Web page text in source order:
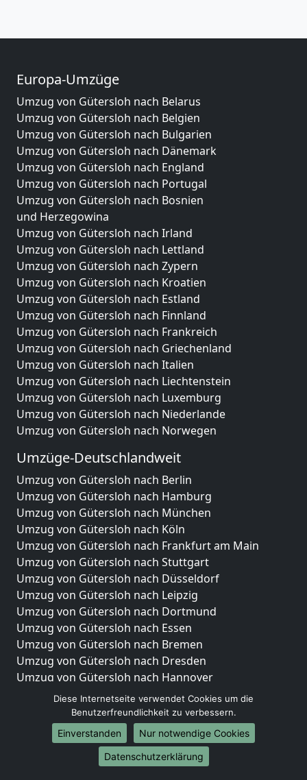
Europa-Umzüge
Umzug von Gütersloh nach Belarus
Umzug von Gütersloh nach Belgien
Umzug von Gütersloh nach Bulgarien
Umzug von Gütersloh nach Dänemark
Umzug von Gütersloh nach England
Umzug von Gütersloh nach Portugal
Umzug von Gütersloh nach Bosnien
und Herzegowina
Umzug von Gütersloh nach Irland
Umzug von Gütersloh nach Lettland
Umzug von Gütersloh nach Zypern
Umzug von Gütersloh nach Kroatien
Umzug von Gütersloh nach Estland
Umzug von Gütersloh nach Finnland
Umzug von Gütersloh nach Frankreich
Umzug von Gütersloh nach Griechenland
Umzug von Gütersloh nach Italien
Umzug von Gütersloh nach Liechtenstein
Umzug von Gütersloh nach Luxemburg
Umzug von Gütersloh nach Niederlande
Umzug von Gütersloh nach Norwegen
Umzüge-Deutschlandweit
Umzug von Gütersloh nach Berlin
Umzug von Gütersloh nach Hamburg
Umzug von Gütersloh nach München
Umzug von Gütersloh nach Köln
Umzug von Gütersloh nach Frankfurt am Main
Umzug von Gütersloh nach Stuttgart
Umzug von Gütersloh nach Düsseldorf
Umzug von Gütersloh nach Leipzig
Umzug von Gütersloh nach Dortmund
Umzug von Gütersloh nach Essen
Umzug von Gütersloh nach Bremen
Umzug von Gütersloh nach Dresden
Umzug von Gütersloh nach Hannover
Umzug von Gütersloh nach Nürnberg
Umzug von Gütersloh nach Duisburg
Umzug von Gütersloh nach Bochum
Umzug von Gütersloh nach Wuppertal
Umzug von Gütersloh nach Bielefeld
Diese Internetseite verwendet Cookies um die
Benutzerfreundlichkeit zu verbessern.
Einverstanden
Nur notwendige Cookies
Datenschutzerklärung